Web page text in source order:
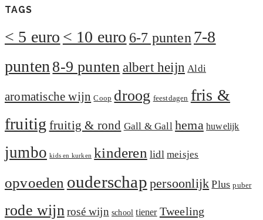
TAGS
< 5 euro < 10 euro 6-7 punten7-8
punten8-9 puntenalbert heijn Aldi
aromatische wijn Coop droog feestdagen fris &
fruitig fruitig & rond Gall & Gall hema huwelijk
jumbo kids en kurken kinderen lidl meisjes
opvoeden ouderschap persoonlijk Plus puber
rode wijn rosé wijn school tiener Tweeling